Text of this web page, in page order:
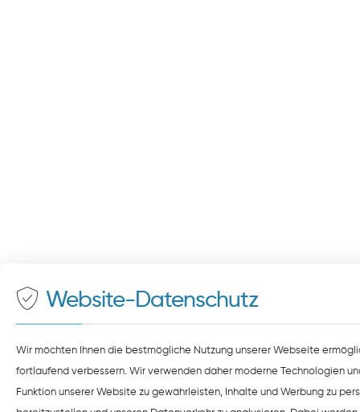
Website-Datenschutz
Wir möchten Ihnen die bestmögliche Nutzung unserer Webseite
fortlaufend verbessern. Wir verwenden daher moderne Technologien
Funktion unserer Website zu gewährleisten, Inhalte und Werbung zu